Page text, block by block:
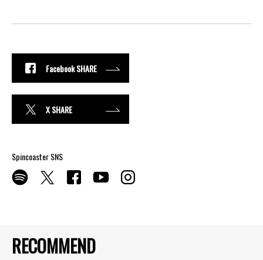
RECOMMEND
Facebook SHARE
X SHARE
Spincoaster SNS